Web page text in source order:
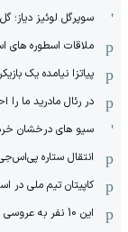
سوپرگل لوئیز دیاز؛
ملاقات اسطوره های
پیاتزا نیامده یک
در رئال مادرید ما
سیو های درخشان
انتقال ستاره
کاپیتان تیم ملی در
این 10 نفر به عروسی رونالدو دعوت نمی‌شوند!